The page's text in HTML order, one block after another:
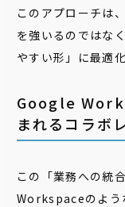
このアプローチは
を強いるのではな
やすい形」に最適
Google
まれるコラボ
この「業務への統
Workspaceのよう